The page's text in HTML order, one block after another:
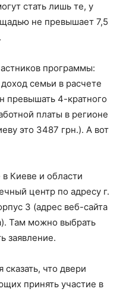
стать лишь те, у
не превышает 7,5
программы:
семьи в расчете
превышать 4-кратного
платы в регионе
это 3487 грн.). А вот
Киеве и области
центр по адресу г.
3 (адрес веб-сайта
Там можно выбрать
заявление.
сказать, что двери
принять участие в